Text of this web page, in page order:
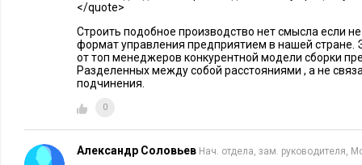
(рисунок 1). А это уже совсем другая история.
Рисунок 1. Расширение возможностей: от инвалида – к
</quote>
Строить подобное производство нет смысла если
формат управления предприятием в нашей стране.
от топ менеджеров конкурентной модели сборки
Разделенных между собой расстояниями , а не
подчинения.
0
Александр Соловьев Нач. отдела, зам. руководителя,